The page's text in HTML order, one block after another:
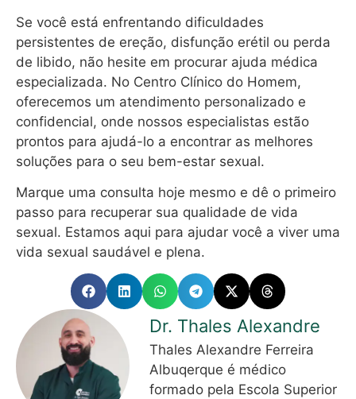
Se você está enfrentando dificuldades
persistentes de ereção, disfunção erétil ou perda
de libido, não hesite em procurar ajuda médica
especializada. No Centro Clínico do Homem,
oferecemos um atendimento personalizado e
confidencial, onde nossos especialistas estão
prontos para ajudá-lo a encontrar as melhores
soluções para o seu bem-estar sexual.
Marque uma consulta hoje mesmo e dê o primeiro
passo para recuperar sua qualidade de vida
sexual. Estamos aqui para ajudar você a viver uma
vida sexual saudável e plena.
Dr. Thales Alexandre
Thales Alexandre Ferreira
Albuqerque é médico
formado pela Escola Superior